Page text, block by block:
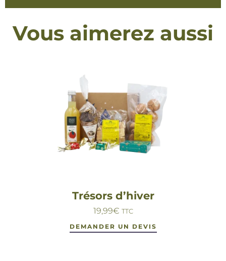
Vous aimerez aussi
Trésors d’hiver
19,99€ TTC
DEMANDER UN DEVIS